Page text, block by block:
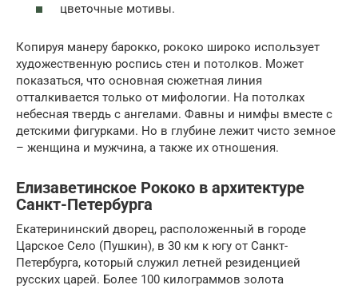
цветочные мотивы.
Копируя манеру барокко, рококо широко использует
художественную роспись стен и потолков. Может
показаться, что основная сюжетная линия
отталкивается только от мифологии. На потолках
небесная твердь с ангелами. Фавны и нимфы вместе с
детскими фигурками. Но в глубине лежит чисто земное
– женщина и мужчина, а также их отношения.
Елизаветинское Рококо в архитектуре
Санкт-Петербурга
Екатерининский дворец, расположенный в городе
Царское Село (Пушкин), в 30 км к югу от Санкт-
Петербурга, который служил летней резиденцией
русских царей. Более 100 килограммов золота